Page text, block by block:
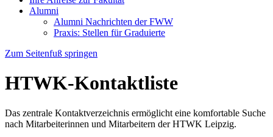
Alumni
Alumni Nachrichten der FWW
Praxis: Stellen für Graduierte
Zum Seitenfuß springen
HTWK-Kontaktliste
Das zentrale Kontaktverzeichnis ermöglicht eine komfortable Suche
nach Mitarbeiterinnen und Mitarbeitern der HTWK Leipzig.